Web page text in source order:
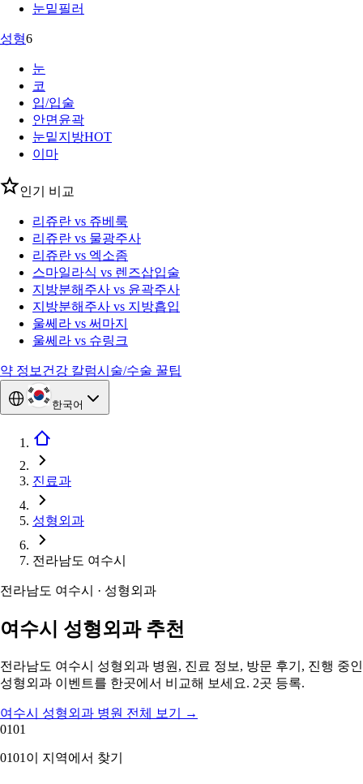
눈밑필러
성형6
눈
코
입/입술
안면윤곽
눈밑지방HOT
이마
인기 비교
리쥬란 vs 쥬베룩
리쥬란 vs 물광주사
리쥬란 vs 엑소좀
스마일라식 vs 렌즈삽입술
지방분해주사 vs 윤곽주사
지방분해주사 vs 지방흡입
울쎄라 vs 써마지
울쎄라 vs 슈링크
약 정보 건강 칼럼시술/수술 꿀팁
한국어
진료과
성형외과
전라남도 여수시
전라남도 여수시 · 성형외과
여수시 성형외과 추천
전라남도 여수시 성형외과 병원, 진료 정보, 방문 후기, 진행 중인
성형외과 이벤트를 한곳에서 비교해 보세요. 2곳 등록.
여수시 성형외과 병원 전체 보기
→
0101
0101 이 지역에서 찾기